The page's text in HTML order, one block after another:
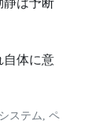
静は予断
自体に意
ステム, ペ